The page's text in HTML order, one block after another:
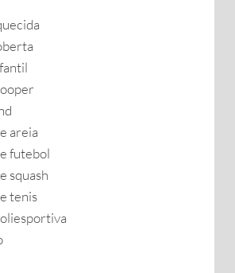
areia
futebol
squash
tenis